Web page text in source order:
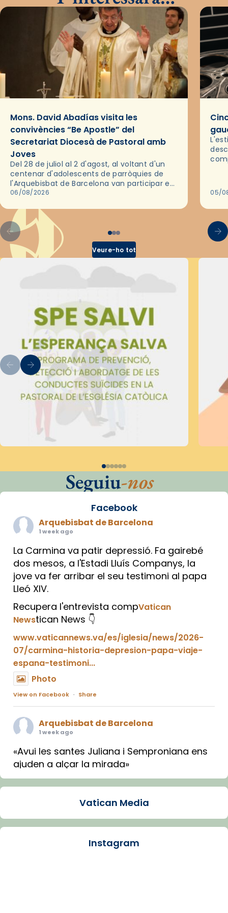
Mons. David Abadías visita les
convivències “Be Apostle” del
Secretariat Diocesà de Pastoral amb
Joves
Del 28 de juliol al 2 d'agost, al voltant d'un
centenar d'adolescents de parròquies de
l'Arquebisbat de Barcelona van participar en
les convivències Be Apostle, organitzades
06/08/2026 05/
Veure-ho tot
Seguiu-nos
Facebook
Arquebisbat de Barcelona
1 week ago
La Carmina va patir depressió. Fa gairebé
dos mesos, a l'Estadi Lluís Companys, la
jove va fer arribar el seu testimoni al papa
Lleó XIV.
Recupera l'entrevista compVatican
Newstican News 👇
www.vaticannews.va/es/iglesia/news/2026-
07/carmina-historia-depresion-papa-viaje-
espana-testimoni...
Photo
View on Facebook · Share
Arquebisbat de Barcelona
1 week ago
«Avui les santes Juliana i Semproniana ens
ajuden a alçar la mirada»
Mons. Sergi Gordo, bisbe de Tortosa, ha
Santes de Mataró.
🔗tinyurl.com/cvu5jmbk
Vatican Media
Instagram